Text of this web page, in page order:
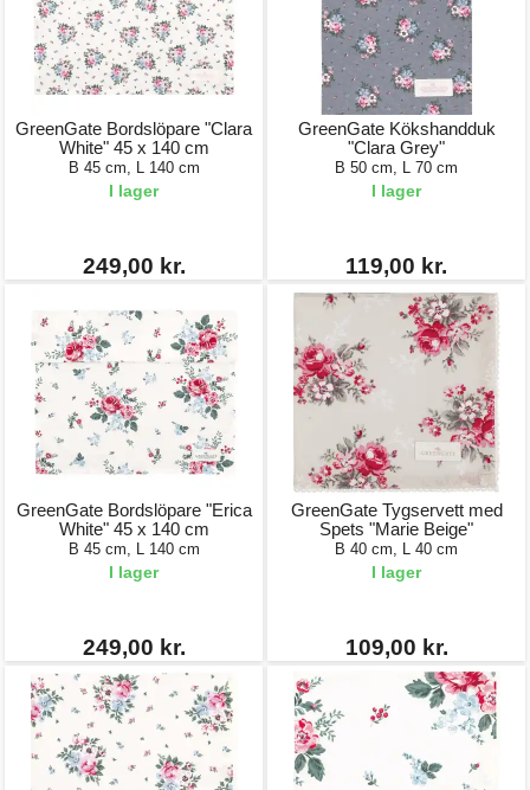
GreenGate Bordslöpare "Clara
White" 45 x 140 cm
B 45 cm, L 140 cm
I lager
249,00 kr.
GreenGate Kökshandduk
"Clara Grey"
B 50 cm, L 70 cm
I lager
119,00 kr.
GreenGate Bordslöpare "Erica
White" 45 x 140 cm
B 45 cm, L 140 cm
I lager
249,00 kr.
GreenGate Tygservett med
Spets "Marie Beige"
B 40 cm, L 40 cm
I lager
109,00 kr.